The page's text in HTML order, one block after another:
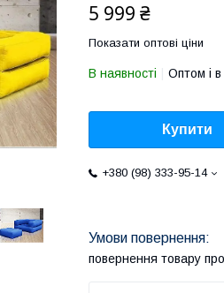
5 999 ₴
Показати оптові ціни
В наявності Оптом і в
Купити
+380 (98) 333-95-14
повернення товару